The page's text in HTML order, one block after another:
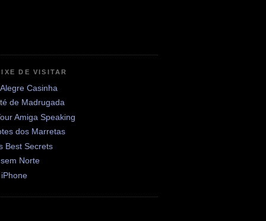
DE VISITAR
Casinha
de Madrugada
Amiga Speaking
dos Marretas
Best Secrets
Norte